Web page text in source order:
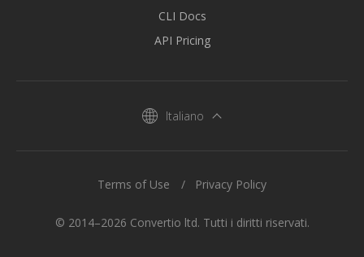
CLI Docs
API Pricing
Italiano
© 2014–2026 Convertio ltd. Tutti i diritti riservati.
Terms of Use Privacy Policy